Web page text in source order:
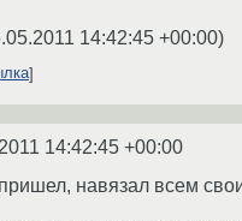
14:42:45 +00:00)
14:42:45 +00:00
навязал всем